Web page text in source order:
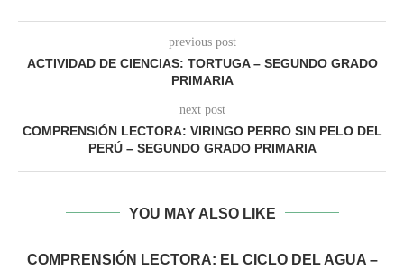
previous post
ACTIVIDAD DE CIENCIAS: TORTUGA – SEGUNDO GRADO
PRIMARIA
next post
COMPRENSIÓN LECTORA: VIRINGO PERRO SIN PELO DEL
PERÚ – SEGUNDO GRADO PRIMARIA
YOU MAY ALSO LIKE
COMPRENSIÓN LECTORA: EL CICLO DEL AGUA –